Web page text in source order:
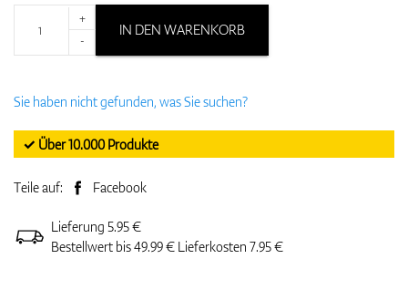
+
-
IN DEN WARENKORB
Sie haben nicht gefunden, was Sie suchen?
✓ Über 10.000 Produkte
Teile auf: Facebook
Lieferung 5.95 €
Bestellwert bis 49.99 € Lieferkosten 7.95 €